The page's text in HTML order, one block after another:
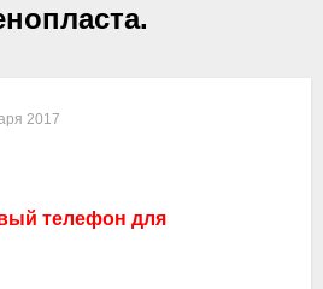
2017
телефон для